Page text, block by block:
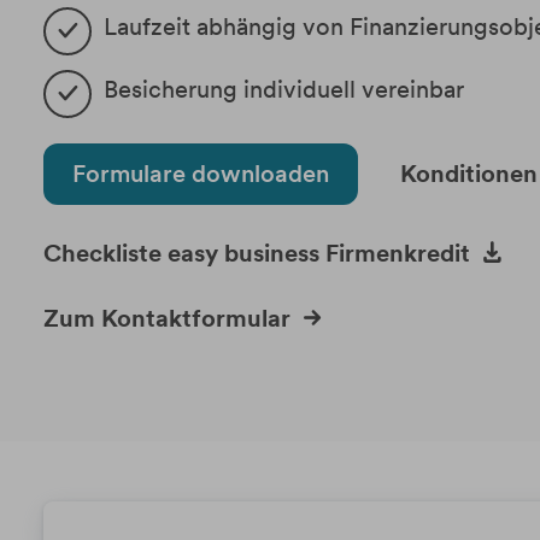
Laufzeit abhängig von
Besicherung individuell vereinbar
Formulare downloaden Konditionen
Checkliste easy business Firmenkredit
Zum Kontaktformular